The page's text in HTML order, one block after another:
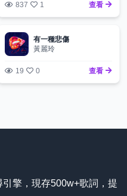
837 1 查看
有一種悲傷
黃麗玲
19 0 查看
擎，現存500w+歌詞，提